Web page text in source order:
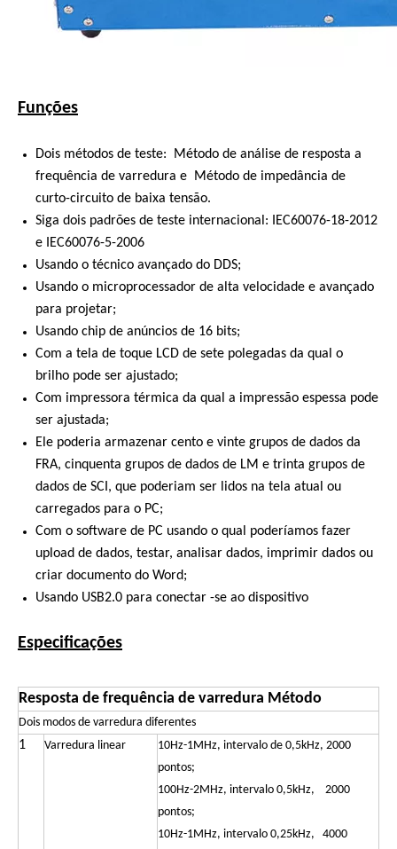
Funções
Dois métodos de teste: Método de análise de resposta a
frequência de varredura e Método de impedância de
curto-circuito de baixa tensão.
Siga dois padrões de teste internacional: IEC60076-18-2012
e IEC60076-5-2006
Usando o técnico avançado do DDS;
Usando o microprocessador de alta velocidade e avançado
para projetar;
Usando chip de anúncios de 16 bits;
Com a tela de toque LCD de sete polegadas da qual o
brilho pode ser ajustado;
Com impressora térmica da qual a impressão espessa pode
ser ajustada;
Ele poderia armazenar cento e vinte grupos de dados da
FRA, cinquenta grupos de dados de LM e trinta grupos de
dados de SCI, que poderiam ser lidos na tela atual ou
carregados para o PC;
Com o software de PC usando o qual poderíamos fazer
upload de dados, testar, analisar dados, imprimir dados ou
criar documento do Word;
Usando USB2.0 para conectar -se ao dispositivo
Especificações
Resposta de frequência de varredura Método
Dois modos de varredura diferentes
1 Varredura linear
10Hz-1MHz, intervalo de 0,5kHz, 2000
pontos;
100Hz-2MHz, intervalo 0,5kHz, 2000
pontos;
10Hz-1MHz, intervalo 0,25kHz, 4000